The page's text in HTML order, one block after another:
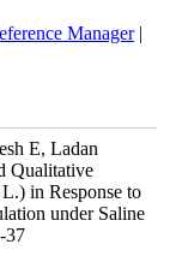
|Reference Manager
E, Ladan
Qualitative
L.) in Response to
under Saline
37